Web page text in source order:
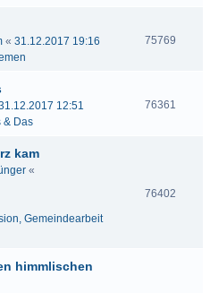
« 31.12.2017 19:16
75769
12:51
& Das
76361
kam
«
Gemeindearbeit
76402
himmlischen